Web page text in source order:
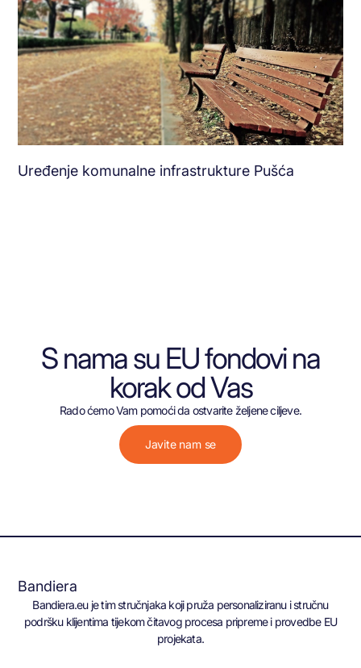
Uređenje komunalne infrastrukture Pušća
S nama su EU fondovi na
korak od Vas
Rado ćemo Vam pomoći da ostvarite željene ciljeve.
Javite nam se
Bandiera
Bandiera.eu je tim stručnjaka koji pruža personaliziranu i stručnu
podršku klijentima tijekom čitavog procesa pripreme i provedbe EU
projekata.